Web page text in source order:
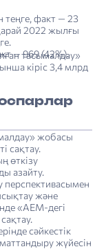
факт — 23
2022 жылғы
— 969 (42%).
тасымалдау»
кіріс 3,4 млрд
жобасы
сақтау.
өткізу
азайту.
перспективасымен
және
«АЕМ-дегі
сәйкестік
жүйесін